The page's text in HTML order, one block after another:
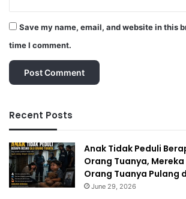
Save my name, email, and website in this
time I comment.
Recent Posts
Anak Tidak Peduli
Orang Tuanya,
Orang Tuanya Pulang
June 29, 2026